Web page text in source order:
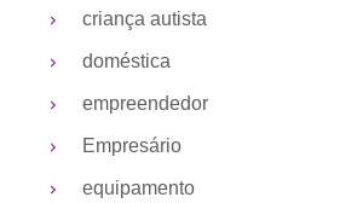
criança autista
doméstica
empreendedor
Empresário
equipamento